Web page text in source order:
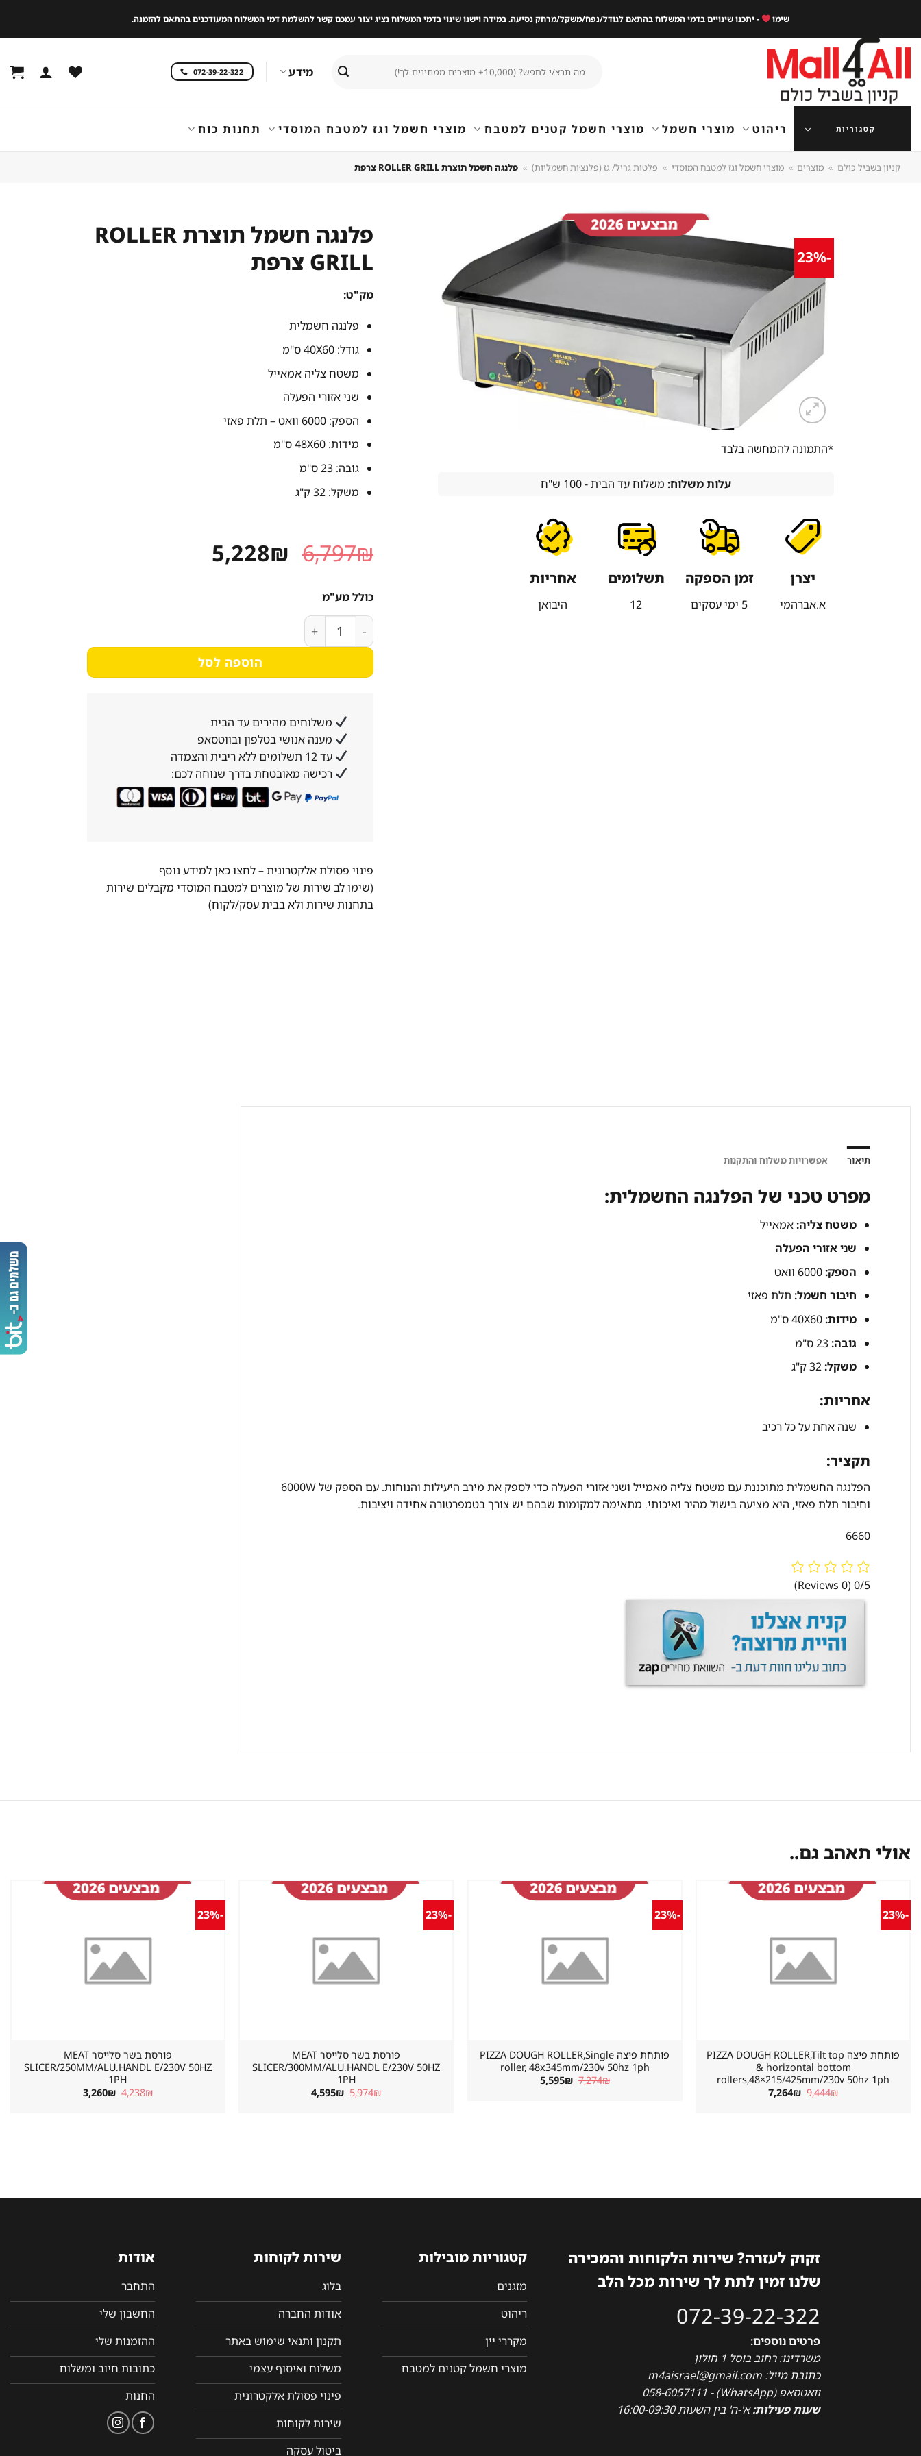
content
שימו - יתכנו שינויים בדמי המשלוח בהתאם לגודל/נפח/משקל/מרחק נסיעה. במידה וישנו שינוי בדמי המשלוח נציג יצור עמכם קשר להשלמת דמי המשלוח המעודכנים בהתאם להזמנה.
עבור:
מידע 072-39-22-322
קטגוריות ריהוט מוצרי חשמל מוצרי חשמל קטנים למטבח מוצרי חשמל וגז למטבח המוסדי תחנות כוח
קניון בשביל כולם » מוצרים » מוצרי חשמל וגז למטבח המוסדי » פלטות גריל/ גז (פלנצ׳ות חשמליות) » פלנגה חשמל תוצרת ROLLER GRILL צרפת
-23%
מוצר
במועדפים
*התמונה להמחשה בלבד
עלות משלוח: משלוח עד הבית - 100 ש"ח
יצרן
א.אברהמי
זמן הספקה
5 ימי עסקים
תשלומים
12
אחריות
היבואן
פלנגה חשמל תוצרת ROLLER
GRILL צרפת
מק"ט:
פלנגה חשמלית
גודל: 40X60 ס"מ
משטח צליה אמאייל
שני אזורי הפעלה
הספק: 6000 וואט – תלת פאזי
מידות: 48X60 ס"מ
גובה: 23 ס"מ
משקל: 32 ק"ג
6,797₪ המחיר
המקורי
5,228₪ המחיר
כולל מע"מ
כמות של פלנגה חשמל תוצרת ROLLER GRILL צרפת
הוספה לסל
משלוחים מהירים עד הבית
מענה אנושי בטלפון ובווטסאפ
עד 12 תשלומים ללא ריבית והצמדה
רכישה מאובטחת בדרך שנוחה לכם:
פינוי פסולת אלקטרונית –לחצו כאן למידע נוסף
(שימו לב שירות של מוצרים למטבח המוסדי מקבלים שירות
בתחנות שירות ולא בבית עסק/לקוח)
תיאור אפשרויות משלוח והתקנות
מפרט טכני של הפלנגה החשמלית:
משטח צליה:אמאייל
שני אזורי הפעלה
הספק:6000 וואט
חיבור חשמל: תלת פאזי
מידות:40X60 ס"מ
גובה:23 ס"מ
משקל:32 ק"ג
אחריות:
שנה אחת על כל רכיב
תקציר:
הפלנגה החשמלית מתוכננת עם משטח צליה מאמייל ושני אזורי הפעלה כדי לספק את מירב היעילות והנוחות. עם הספק של 6000W
וחיבור תלת פאזי, היא מציעה בישול מהיר ואיכותי. מתאימה למקומות שבהם יש צורך בטמפרטורה אחידה ויציבות.
6660
0/5
(0 Reviews)
אולי תאהב גם..
-23%
פותחת פיצה PIZZA DOUGH ROLLER,Tilt top
& horizontal bottom
rollers,48×215/425mm/230v 50hz 1ph
9,444₪ המחיר
המקורי
7,264₪ המחיר
-23%
פותחת פיצה PIZZA DOUGH ROLLER,Single
roller, 48x345mm/230v 50hz 1ph
7,274₪ המחיר
המקורי
5,595₪ המחיר
-23%
פורסת בשר סלייסר MEAT
SLICER/300MM/ALU.HANDL E/230V 50HZ
1PH
5,974₪ המחיר
המקורי
4,595₪ המחיר
-23%
פורסת בשר סלייסר MEAT
SLICER/250MM/ALU.HANDL E/230V 50HZ
1PH
4,238₪ המחיר
המקורי
3,260₪ המחיר
זקוק לעזרה? שירות הלקוחות והמכירה
שלנו זמין לתת לך שירות מכל הלב
072-39-22-322
פרטים נוספים:
משרדינו: רחוב בוסל 1 חולון
כתובת מייל: m4aisrael@gmail.com
וואטסאפ (WhatsApp) - 058-6057111
שעות פעילות:א'-ה' בין השעות 16:00-09:30
קטגוריות מובילות
מזגנים
ריהוט
מקררי יין
מוצרי חשמל קטנים למטבח
שירות לקוחות
בלוג
אודות החברה
תקנון ותנאי שימוש באתר
משלוח ואיסוף עצמי
פינוי פסולת אלקטרונית
שירות לקוחות
ביטול עסקה
אודות
התחבר
החשבון שלי
ההזמנות שלי
כתובות חיוב ומשלוח
החנות